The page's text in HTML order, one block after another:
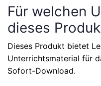
Für welchen
dieses
Dieses Produkt bietet
Unterrichtsmaterial für
Sofort-Download.